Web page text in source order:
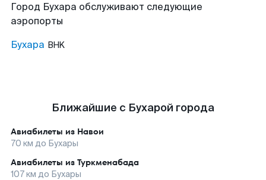
Город Бухара обслуживают следующие
аэропорты
Бухара BHK
Ближайшие с Бухарой города
Авиабилеты из Навои
70 км до Бухары
Авиабилеты из Туркменабада
107км до Бухары